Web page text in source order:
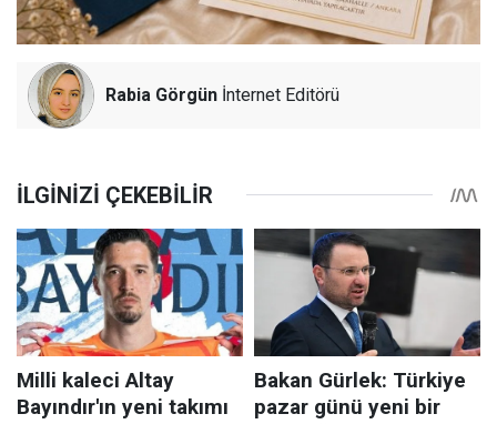
Rabia Görgün İnternet Editörü